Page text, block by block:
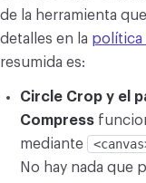
de la herramienta
detalles en la política
resumida es:
Circle Crop y el
Compress
mediante
No hay nada que